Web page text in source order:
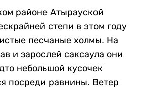
районе Атырауской
степи в этом году
песчаные холмы. На
и зарослей саксаула они
небольшой кусочек
посреди равнины. Ветер